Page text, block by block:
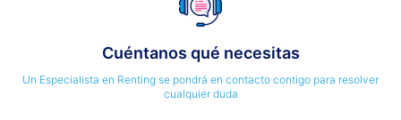
Cuéntanos qué necesitas
Un Especialista en Renting se pondrá en contacto contigo para resolver
cualquier duda